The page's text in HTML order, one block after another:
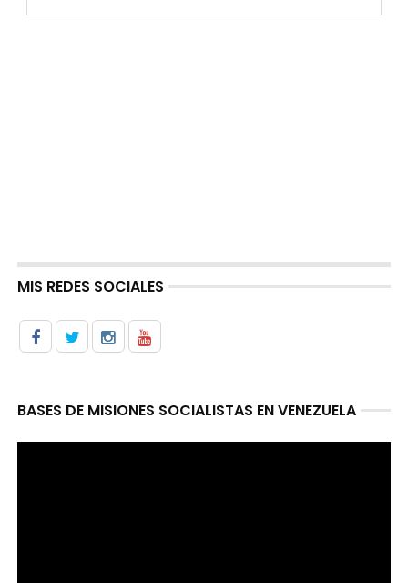
MIS REDES SOCIALES
BASES DE MISIONES SOCIALISTAS EN VENEZUELA